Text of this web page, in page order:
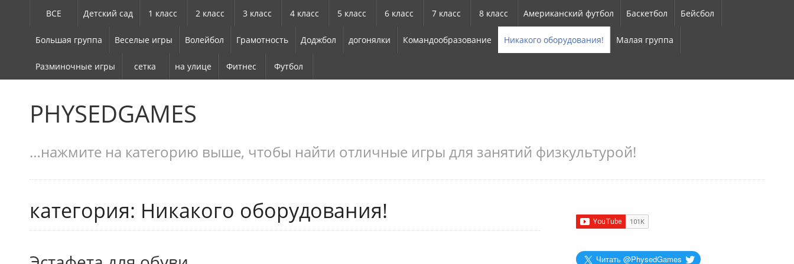
ВСЕ Детский сад 1 класс 2 класс 3 класс 4 класс 5 класс 6 класс 7 класс 8 класс Американский футбол Баскетбол Бейсбол
Большая группа Веселые игры Волейбол Грамотность Доджбол догонялки Командообразование Никакого оборудования! Малая группа
Разминочные игры сетка на улице Фитнес Футбол
PHYSEDGAMES
…нажмите на категорию выше, чтобы найти отличные игры для занятий физкультурой!
категория: Никакого оборудования!
Читать @PhysedGames